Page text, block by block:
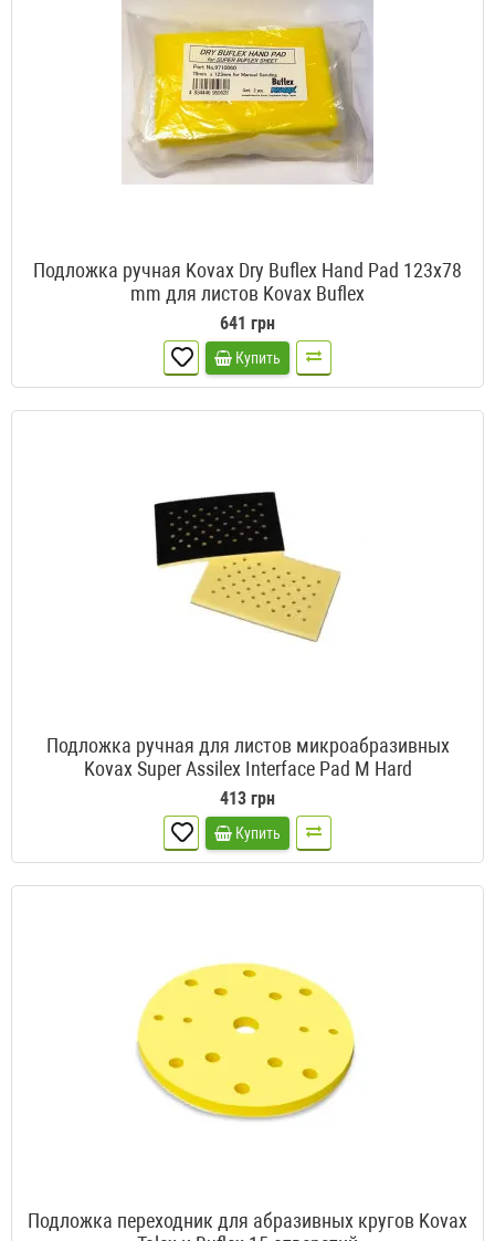
Подложка ручная Kovax Dry Buflex Hand Pad 123x78
mm для листов Kovax Buflex
641 грн
Купить
Подложка ручная для листов микроабразивных
Kovax Super Assilex Interface Pad M Hard
413 грн
Купить
Подложка переходник для абразивных кругов Kovax